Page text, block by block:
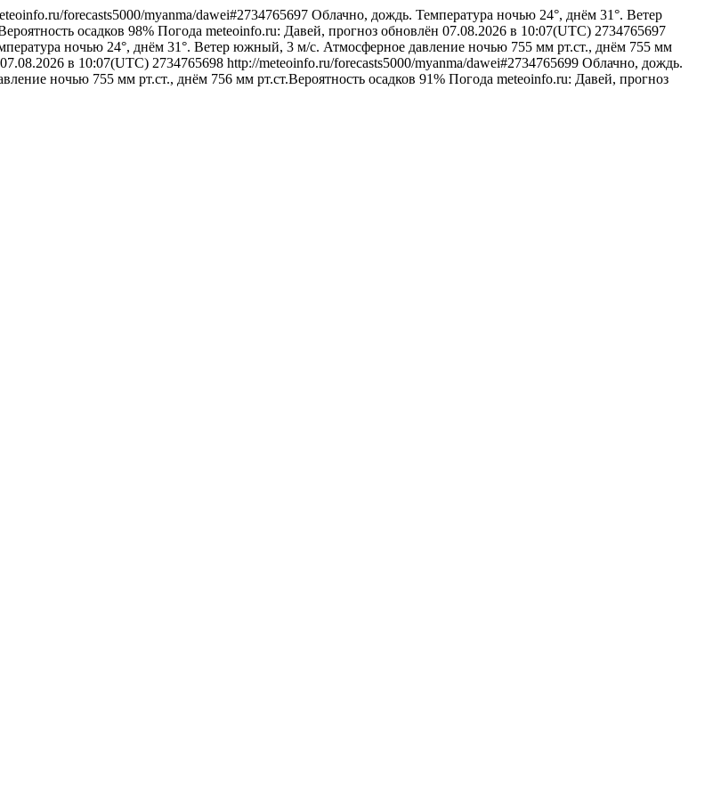
forecasts5000/myanma/dawei#2734765697 Облачно, дождь. Температура ночью 24°, днём 31°. Ветер
осадков 98% Погода meteoinfo.ru: Давей, прогноз обновлён 07.08.2026 в 10:07(UTC) 2734765697
ночью 24°, днём 31°. Ветер южный, 3 м/с. Атмосферное давление ночью 755 мм рт.ст., днём 755 мм
в 10:07(UTC) 2734765698 http://meteoinfo.ru/forecasts5000/myanma/dawei#2734765699 Облачно, дождь.
ночью 755 мм рт.ст., днём 756 мм рт.ст.Вероятность осадков 91% Погода meteoinfo.ru: Давей, прогноз